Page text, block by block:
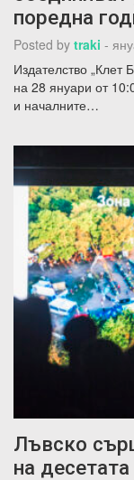
поредна
Posted by traki -
Издателство „Клет
на 28 януари от
и началните…
Лъвско
на